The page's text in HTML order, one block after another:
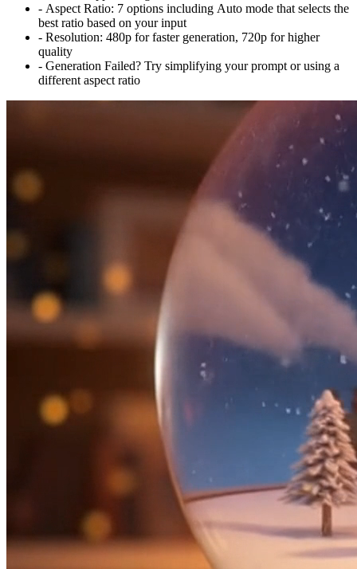
- Aspect Ratio: 7 options including Auto mode that selects the
best ratio based on your input
- Resolution: 480p for faster generation, 720p for higher
quality
- Generation Failed? Try simplifying your prompt or using a
different aspect ratio